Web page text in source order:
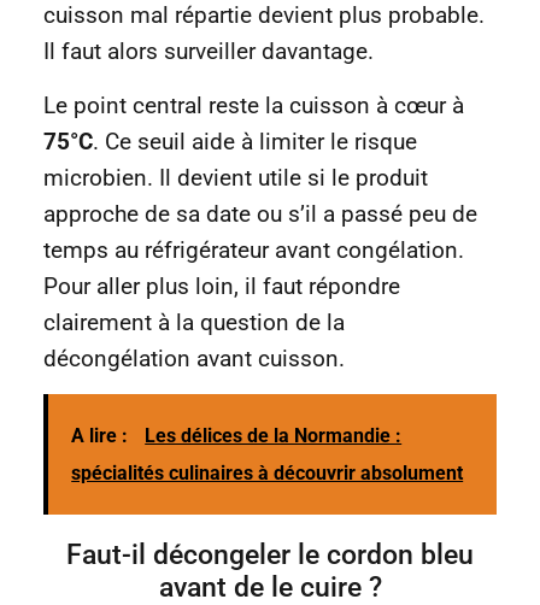
cuisson mal répartie devient plus probable.
Il faut alors surveiller davantage.
Le point central reste la cuisson à cœur à
75°C. Ce seuil aide à limiter le risque
microbien. Il devient utile si le produit
approche de sa date ou s’il a passé peu de
temps au réfrigérateur avant congélation.
Pour aller plus loin, il faut répondre
clairement à la question de la
décongélation avant cuisson.
A lire :
Les délices de la Normandie :
spécialités culinaires à découvrir absolument
Faut-il décongeler le cordon bleu
avant de le cuire ?